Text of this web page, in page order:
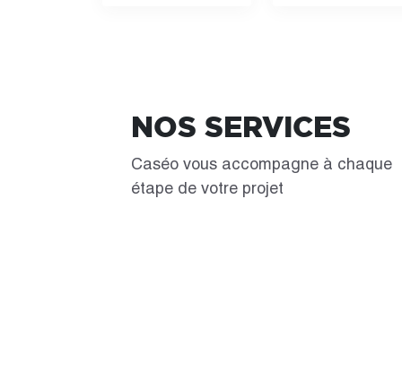
NOS SERVICES
Caséo vous accompagne à chaque
étape de votre projet